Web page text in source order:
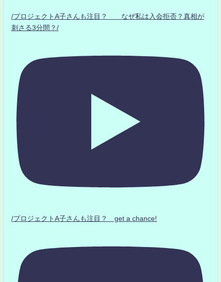
/プロジェクトA子さんも注目？ なぜ私は入会拒否？真相が
刺さる3分間？/
/プロジェクトA子さんも注目？ get a chance!